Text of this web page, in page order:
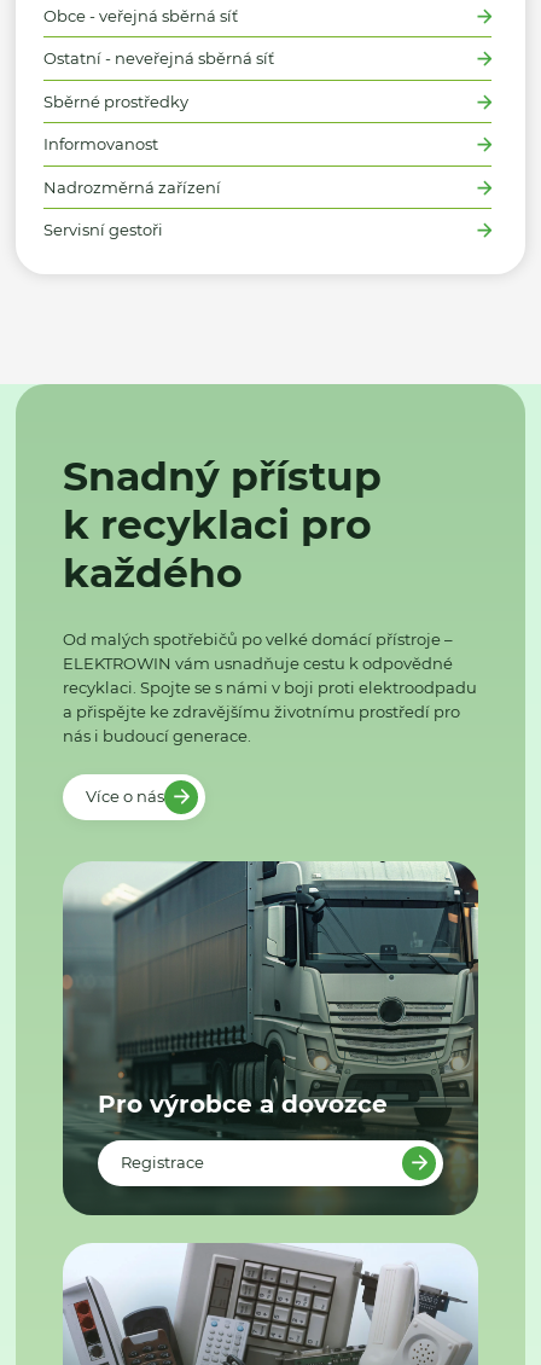
Obce - veřejná sběrná síť
Ostatní - neveřejná sběrná síť
Sběrné prostředky
Informovanost
Nadrozměrná zařízení
Servisní gestoři
Snadný přístup
k recyklaci pro
každého
Od malých spotřebičů po velké domácí přístroje –
ELEKTROWIN vám usnadňuje cestu k odpovědné
recyklaci. Spojte se s námi v boji proti elektroodpadu
a přispějte ke zdravějšímu životnímu prostředí pro
nás i budoucí generace.
Více o nás
Pro výrobce a dovozce
Registrace